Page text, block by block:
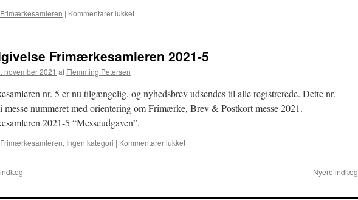
Frimærkesamleren | Kommentarer lukkettil
nr.
Frimærkesamleren 2021-5
november 2021 af Flemming Petersen
nr. 5 er nu tilgængelig, og nyhedsbrev udsendes til alle registrerede. Dette nr.
messe nummeret med orientering om Frimærke, Brev & Postkort messe 2021.
2021-5 “Messeudgaven”.
Frimærkesamleren, Ingen kategori | Kommentarer lukkettil
Nyere indlæg